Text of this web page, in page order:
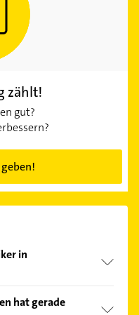
zählt!
gut?
in
Sie von den
hat gerade